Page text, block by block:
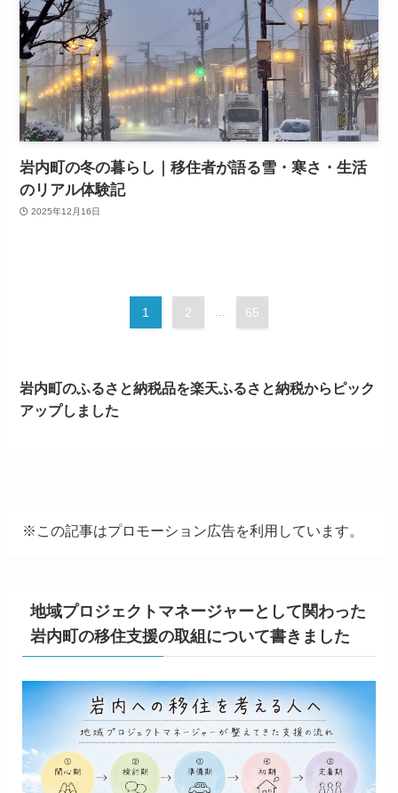
岩内町の冬の暮らし｜移住者が語る雪・寒さ・生活
のリアル体験記
2025年12月16日
1 2 ... 65
岩内町のふるさと納税品を楽天ふるさと納税からピック
アップしました
※この記事はプロモーション広告を利用しています。
地域プロジェクトマネージャーとして関わった
岩内町の移住支援の取組について書きました